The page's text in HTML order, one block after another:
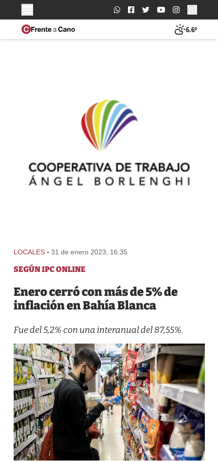
Buscar:
6.6º
LOCALES - 31 de enero 2023, 16:35
SEGÚN IPC ONLINE
Enero cerró con más de 5% de
inflación en Bahía Blanca
Fue del 5,2% con una interanual del 87,55%.